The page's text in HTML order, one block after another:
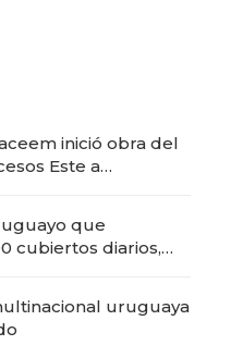
inició obra del
Este a
que
cubiertos diarios,
uruguaya